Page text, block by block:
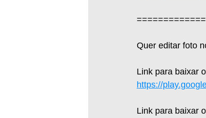
Quer editar foto
Link para baixar
https://
Link para baixar